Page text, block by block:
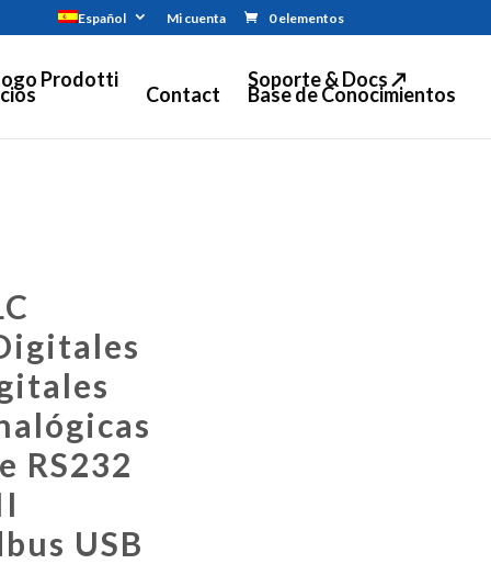
Español Mi cuenta 0 elementos
Prodotti
Contact
Soporte & Docs ↗
Base de Conocimientos
RS232
USB